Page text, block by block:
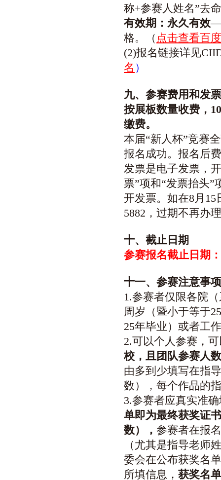
称+参赛人姓名”去
有效期：永久有效
格。（ 点击查看百
(2)报名链接详见
名 ）
九、参赛费用和发票
按展板数量收费，
缴费。
本届“新人杯”竞赛
报名成功。报名后
发票是电子发票，
票”项和“发票抬头”
开发票。如在8月
5882，过期不再办
十、截止日期
参赛报名截止日期
十一、参赛注意事项
1.参赛者仅限各院
周岁（暨小于等于
25年毕业）或者工
2.可以个人参赛，
校， 且团队参赛人
由多到少填写在指
数），每个作品的
3.参赛者应真实准
单即为最终获奖证
数）
， 参赛者在报
（尤其是指导老师
委会在公布获奖名
所填信息， 获奖名